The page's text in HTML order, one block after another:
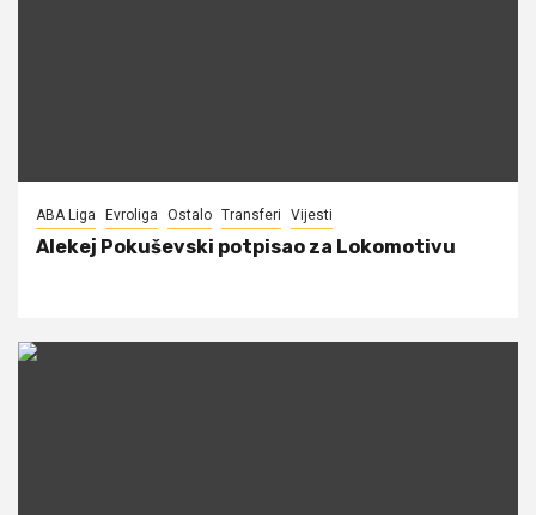
ABA Liga Evroliga Ostalo Transferi Vijesti
Alekej Pokuševski potpisao za Lokomotivu